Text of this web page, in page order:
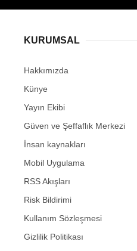
KURUMSAL
Hakkımızda
Künye
Yayın Ekibi
Güven ve Şeffaflık Merkezi
İnsan kaynakları
Mobil Uygulama
RSS Akışları
Risk Bildirimi
Kullanım Sözleşmesi
Gizlilik Politikası